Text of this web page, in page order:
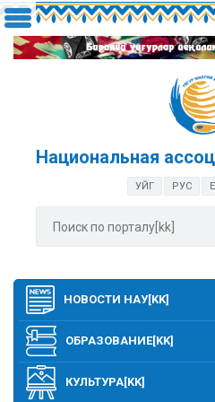
Национальная
УЙГ РУС
НОВОСТИ НАУ[KK]
ОБРАЗОВАНИЕ[KK]
КУЛЬТУРА[KK]